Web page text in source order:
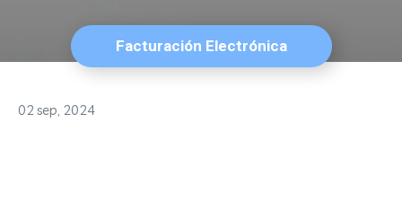
Facturación Electrónica
02 sep, 2024